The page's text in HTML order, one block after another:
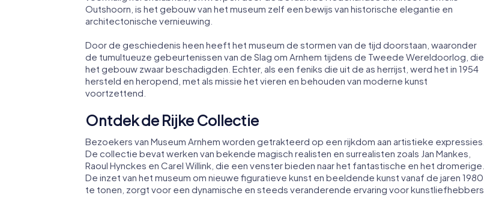
Outshoorn, is het gebouw van het museum zelf een bewijs van historische elegantie en
architectonische vernieuwing.
Door de geschiedenis heen heeft het museum de stormen van de tijd doorstaan, waaronder
de tumultueuze gebeurtenissen van de Slag om Arnhem tijdens de Tweede Wereldoorlog, die
het gebouw zwaar beschadigden. Echter, als een feniks die uit de as herrijst, werd het in 1954
hersteld en heropend, met als missie het vieren en behouden van moderne kunst
voortzettend.
Ontdek de Rijke Collectie
Bezoekers van Museum Arnhem worden getrakteerd op een rijkdom aan artistieke expressies.
De collectie bevat werken van bekende magisch realisten en surrealisten zoals Jan Mankes,
Raoul Hynckes en Carel Willink, die een venster bieden naar het fantastische en het dromerige.
De inzet van het museum om nieuwe figuratieve kunst en beeldende kunst vanaf de jaren 1980
te tonen, zorgt voor een dynamische en steeds veranderende ervaring voor kunstliefhebbers.